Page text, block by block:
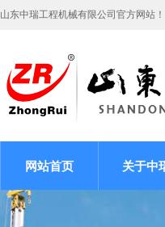
山东中瑞工程机械有限公司官方网站！
网站首页 关于中